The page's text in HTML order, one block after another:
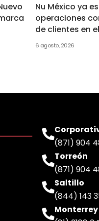
Nu México ya
operaciones
de clientes en
6 agosto, 2026
(871) 904
Torreón
(871) 904
Saltillo
(844) 143
Monterrey